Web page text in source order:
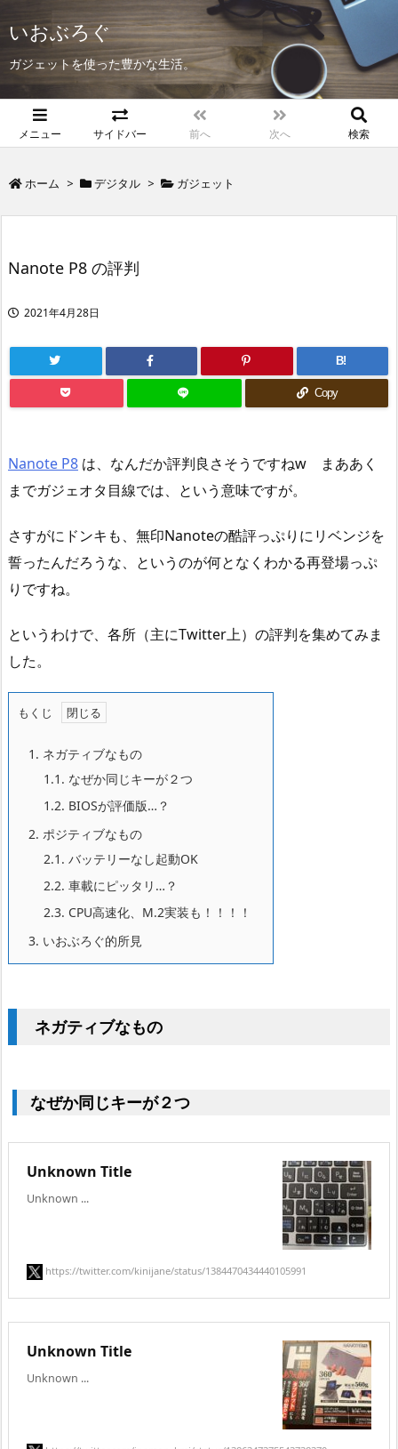
いおぶろぐ
ガジェットを使った豊かな生活。
メニュー サイドバー 前へ 次へ 検索
ホーム > デジタル > ガジェット
Nanote P8 の評判
2021年4月28日
B!
Copy
Nanote P8 は、なんだか評判良さそうですねw まああく
までガジェオタ目線では、という意味ですが。
さすがにドンキも、無印Nanoteの酷評っぷりにリベンジを
誓ったんだろうな、というのが何となくわかる再登場っぷ
りですね。
というわけで、各所（主にTwitter上）の評判を集めてみま
した。
もくじ
1. ネガティブなもの
1.1. なぜか同じキーが２つ
1.2. BIOSが評価版…？
2. ポジティブなもの
2.1. バッテリーなし起動OK
2.2. 車載にピッタリ…？
2.3. CPU高速化、M.2実装も！！！！
3. いおぶろぐ的所見
ネガティブなもの
なぜか同じキーが２つ
Unknown Title
Unknown ...
https://twitter.com/kinijane/status/1384470434440105991
Unknown Title
Unknown ...